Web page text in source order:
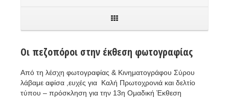
Οι πεζοπόροι στην έκθεση φωτογραφίας
Από τη λέσχη φωτογραφίας & Κινηματογράφου Σύρου
λάβαμε αφίσα ,ευχές για Καλή Πρωτοχρονιά και δελτίο
τύπου – πρόσκληση για την 13η Ομαδική Έκθεση